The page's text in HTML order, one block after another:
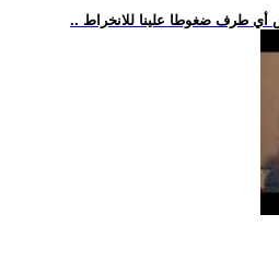
أي طرف ضغوطا علينا للانخراط